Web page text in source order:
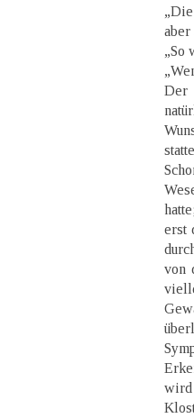
aber
„So
Der
erst
von
wird